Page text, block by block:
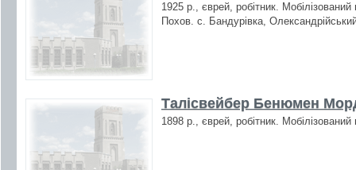
1925 р., єврей, робітник.
Похов. с. Бандурівка,
Талісвейбер Бенюмен
1898 р., єврей, робітник.